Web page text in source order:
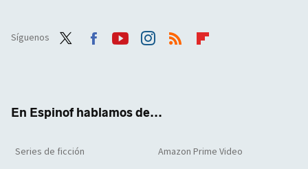
Síguenos
En Espinof hablamos de...
Series de ficción Amazon Prime Video